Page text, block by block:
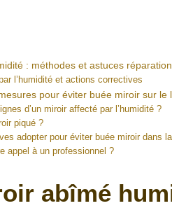
: méthodes et astuces
l’humidité et actions correctives
pour éviter buée miroir sur le
d’un miroir affecté par l’humidité ?
piqué ?
adopter pour éviter buée miroir dans
appel à un professionnel ?
abîmé